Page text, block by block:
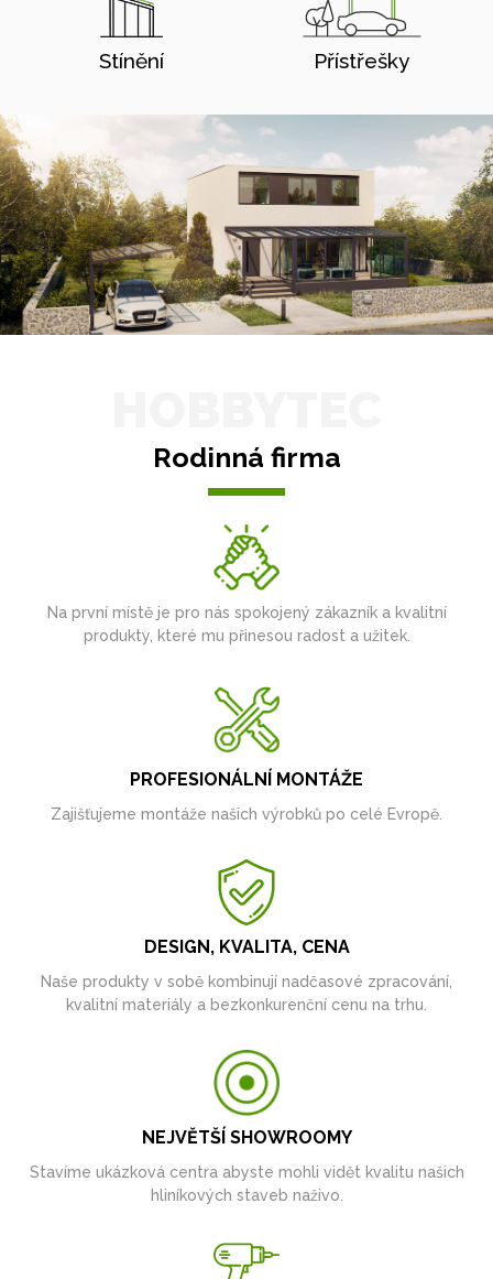
Stínění Přístřešky
Rodinná firma
Na první místě je pro nás spokojený zákazník a kvalitní
produkty, které mu přinesou radost a užitek.
PROFESIONÁLNÍ MONTÁŽE
Zajišťujeme montáže našich výrobků po celé Evropě.
DESIGN, KVALITA, CENA
Naše produkty v sobě kombinují nadčasové zpracování,
kvalitní materiály a bezkonkurenční cenu na trhu.
NEJVĚTŠÍ SHOWROOMY
Stavíme ukázková centra abyste mohli vidět kvalitu našich
hliníkových staveb naživo.